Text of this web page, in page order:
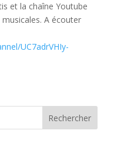
et la chaîne Youtube
A écouter
UC7adrVHIy-
Rechercher